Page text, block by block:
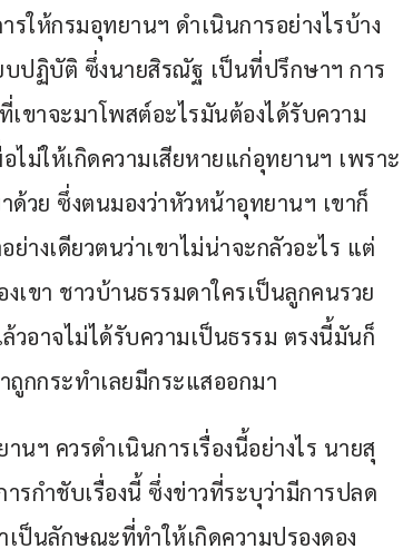
ให้กรมอุทยานฯ ดำเนินการอย่างไรบ้าง
บปฏิบัติ ซึ่งนายสิรณัฐ เป็นที่ปรึกษาฯ การ
ขาจะมาโพสต์อะไรมันต้องได้รับความ
ม่ให้เกิดความเสียหายแก่อุทยานฯ เพราะ
ด้วย ซึ่งตนมองว่าหัวหน้าอุทยานฯ เขาก็
างเดียวตนว่าเขาไม่น่าจะกลัวอะไร แต่
ขา ชาวบ้านธรรมดาใครเป็นลูกคนรวย
อาจไม่ได้รับความเป็นธรรม ตรงนี้มันก็
กกระทำเลยมีกระแสออกมา
นฯ ควรดำเนินการเรื่องนี้อย่างไร นายสุ
รกำชับเรื่องนี้ ซึ่งข่าวที่ระบุว่ามีการปลด
ป็นลักษณะที่ทำให้เกิดความปรองดอง